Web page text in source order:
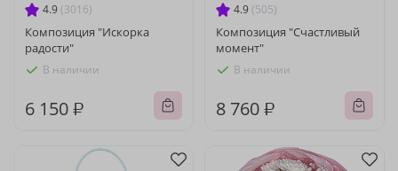
4.9 (3016)
Композиция "Искорка
радости"
В наличии
6 150 ₽
4.9 (505)
Композиция "Счастливый
момент"
В наличии
8 760 ₽